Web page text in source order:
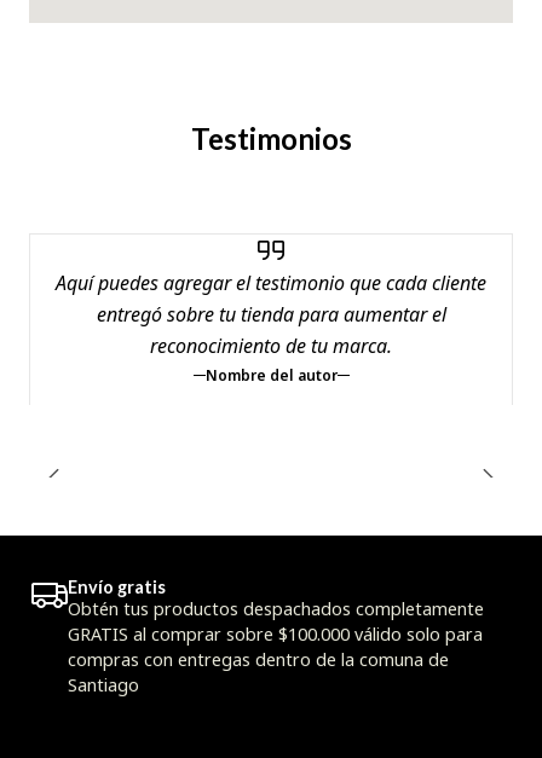
Testimonios
Aquí puedes agregar el testimonio que cada cliente
entregó sobre tu tienda para aumentar el
reconocimiento de tu marca.
Nombre del autor
Envío gratis
Obtén tus productos despachados completamente
GRATIS al comprar sobre $100.000 válido solo para
compras con entregas dentro de la comuna de
Santiago